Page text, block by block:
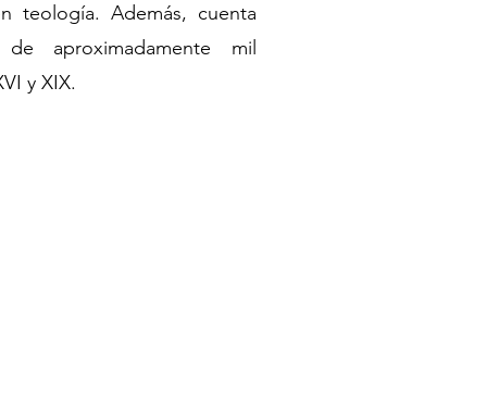
teología. Además, cuenta
aproximadamente mil
y XIX.